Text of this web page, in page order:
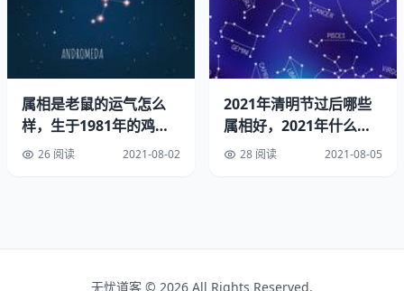
安静和仁慈。属兔人历来不喜欢记住欠好的作业，不喜欢记
住仇视，不喜欢记住伤心事。总是有啥说啥，说完就忘。好
像有点没心没肺，其实是真的仁慈，不愿意计较太多，心里
是很明白的。由于重豪情，所以不随意损伤他人罢了。
属兔的人，将来15天能够和过去的霉运说拜拜了，注定福
禄双全。过去难以处理的疑问，在将来15天中，属兔人都
后格外明显，同时受到“三合”影响，属兔人的人际联系展开
属相是老鼠的运气怎么
样，生于1981年的鸡未
来十年运势
26 阅读 2021-08-02
2021年清明节过后哪些
属相好，2021年什么属
相才会有好的运势啊？
28 阅读 2021-08-05
无忧道客 © 2026 All Rights Reserved.